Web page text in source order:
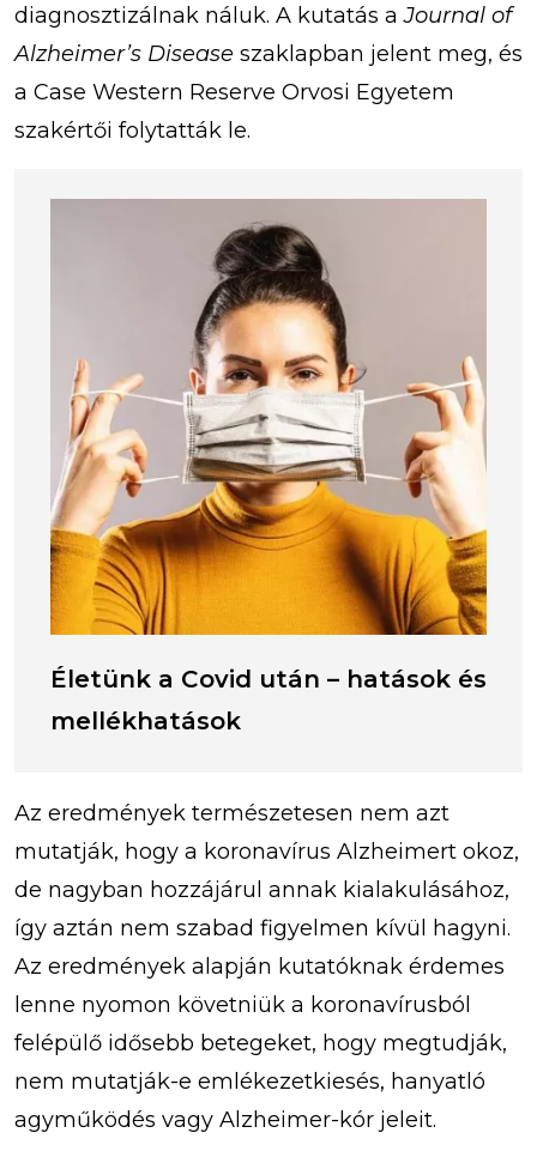
diagnosztizálnak náluk. A kutatás aJournal of
Alzheimer’s Disease szaklapban jelent meg, és
a Case Western Reserve Orvosi Egyetem
szakértői folytatták le.
Életünk a Covid után – hatások és
mellékhatások
Az eredmények természetesen nem azt
mutatják, hogy a koronavírus Alzheimert okoz,
de nagyban hozzájárul annak kialakulásához,
így aztán nem szabad figyelmen kívül hagyni.
Az eredmények alapján kutatóknak érdemes
lenne nyomon követniük a koronavírusból
felépülő idősebb betegeket, hogy megtudják,
nem mutatják-e emlékezetkiesés, hanyatló
agyműködés vagy Alzheimer-kór jeleit.